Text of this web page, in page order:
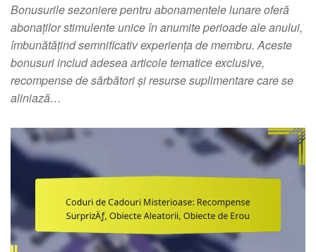
Bonusurile sezoniere pentru abonamentele lunare oferă
abonaților stimulente unice în anumite perioade ale anului,
îmbunătățind semnificativ experiența de membru. Aceste
bonusuri includ adesea articole tematice exclusive,
recompense de sărbători și resurse suplimentare care se
aliniază…